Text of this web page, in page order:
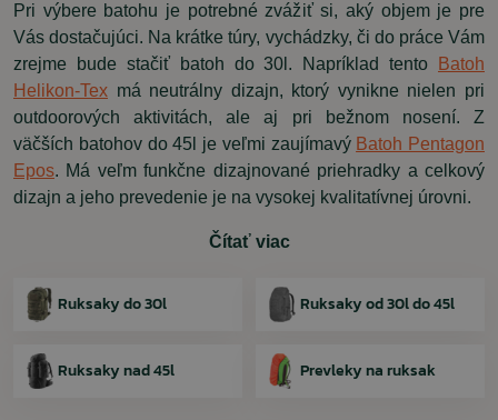
Pri výbere batohu je potrebné zvážiť si, aký objem je pre
Vás dostačujúci. Na krátke túry, vychádzky, či do práce Vám
zrejme bude stačiť batoh do 30l. Napríklad tento
Batoh
Helikon-Tex má neutrálny dizajn, ktorý vynikne nielen pri
outdoorových aktivitách, ale aj pri bežnom nosení. Z
väčších batohov do 45l je veľmi zaujímavý Batoh Pentagon
Epos. Má veľm funkčne dizajnované priehradky a celkový
dizajn a jeho prevedenie je na vysokej kvalitatívnej úrovni.
Čítať viac
Ruksaky do 30l Ruksaky od 30l do 45l
Ruksaky nad 45l Prevleky na ruksak